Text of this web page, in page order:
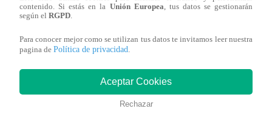
eres tú”: una historia de cartas y amor que
También te puede
contenido. Si estás en la Unión Europea, tus datos se gestionarán
según el RGPD.
Para conocer mejor como se utilizan tus datos te invitamos leer nuestra
pagina de Política de privacidad.
Aceptar Cookies
Rechazar